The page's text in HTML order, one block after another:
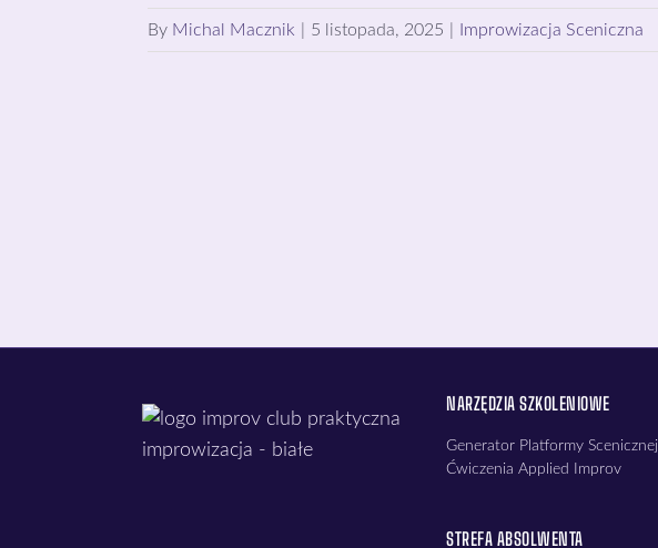
By Michal Macznik 5 listopada, 2025 Improwizacja Sceniczna
NARZĘDZIA SZKOLENIOWE
Generator Platformy Scenicznej
Ćwiczenia Applied Improv
STREFA ABSOLWENTA